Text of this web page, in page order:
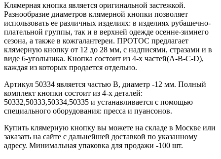
Клямерная кнопка является оригинальной застежкой.
Разнообразие диаметров клямерной кнопки позволяет
использовать ее различных изделиях: в изделиях рубашечно-
плательной группы, так и в верхней одежде осенне-зимнего
сезона, а также в кожгалантереи. ПРОТОС предлагает
клямерную кнопку от 12 до 28 мм, с надписями, стразами и в
виде 6-угольника. Кнопка состоит из 4-х частей(А-В-С-D),
каждая из которых продается отдельно.
Артикул 50334 является частью B, диаметр -12 мм. Полный
комплект кнопки состоит из 4-х деталей:
50332,50333,50334,50335 и устанавливается с помощью
специального оборудования: пресса и пуансонов.
Купить клямерную кнопку вы можете на складе в Москве или
заказать на сайте с дальнейшей доставкой по указанному
адресу. Минимальная упаковка для продажи -100 шт.